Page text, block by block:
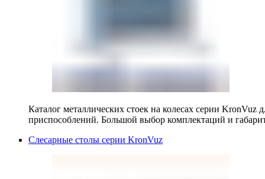
Каталог металлических стоек на колесах серии KronVuz
приспособлений. Большой выбор комплектаций и
Слесарные столы серии KronVuz